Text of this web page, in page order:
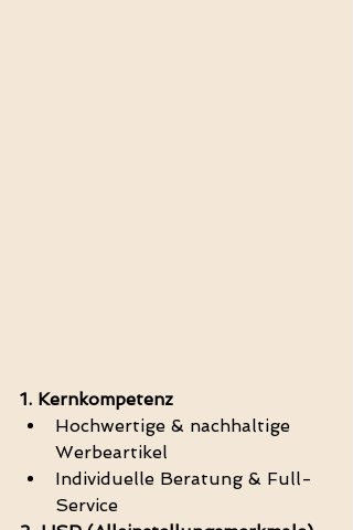
1. Kernkompetenz
Hochwertige & nachhaltige
Werbeartikel
Individuelle Beratung & Full-
Service